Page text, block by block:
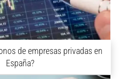
de empresas privadas en
España?